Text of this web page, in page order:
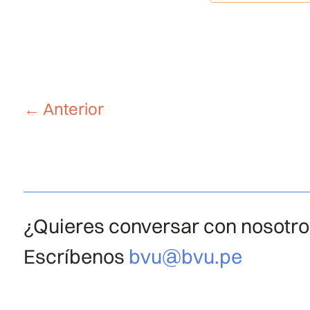
← Anterior
¿Quieres conversar con
Escríbenos bvu@bvu.pe